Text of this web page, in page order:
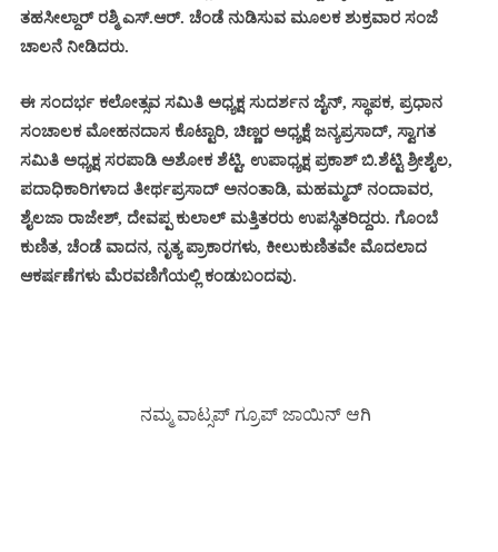
ತಹಸೀಲ್ದಾರ್ ರಶ್ಮಿ ಎಸ್.ಆರ್. ಚೆಂಡೆ ನುಡಿಸುವ ಮೂಲಕ ಶುಕ್ರವಾರ ಸಂಜೆ
ಚಾಲನೆ ನೀಡಿದರು.
ಈ ಸಂದರ್ಭ ಕಲೋತ್ಸವ ಸಮಿತಿ ಅಧ್ಯಕ್ಷ ಸುದರ್ಶನ ಜೈನ್, ಸ್ಥಾಪಕ, ಪ್ರಧಾನ
ಸಂಚಾಲಕ ಮೋಹನದಾಸ ಕೊಟ್ಟಾರಿ, ಚಿಣ್ಣರ ಅಧ್ಯಕ್ಷೆ ಜನ್ಯಪ್ರಸಾದ್, ಸ್ವಾಗತ
ಸಮಿತಿ ಅಧ್ಯಕ್ಷ ಸರಪಾಡಿ ಅಶೋಕ ಶೆಟ್ಟಿ, ಉಪಾಧ್ಯಕ್ಷ ಪ್ರಕಾಶ್ ಬಿ.ಶೆಟ್ಟಿ ಶ್ರೀಶೈಲ,
ಪದಾಧಿಕಾರಿಗಳಾದ ತೀರ್ಥಪ್ರಸಾದ್ ಅನಂತಾಡಿ, ಮಹಮ್ಮದ್ ನಂದಾವರ,
ಶೈಲಜಾ ರಾಜೇಶ್, ದೇವಪ್ಪ ಕುಲಾಲ್ ಮತ್ತಿತರರು ಉಪಸ್ಥಿತರಿದ್ದರು. ಗೊಂಬೆ
ಕುಣಿತ, ಚೆಂಡೆ ವಾದನ, ನೃತ್ಯ ಪ್ರಾಕಾರಗಳು, ಕೀಲುಕುಣಿತವೇ ಮೊದಲಾದ
ಆಕರ್ಷಣೆಗಳು ಮೆರವಣಿಗೆಯಲ್ಲಿ ಕಂಡುಬಂದವು.
ನಮ್ಮ ವಾಟ್ಸಪ್ ಗ್ರೂಪ್ ಜಾಯಿನ್ ಆಗಿ